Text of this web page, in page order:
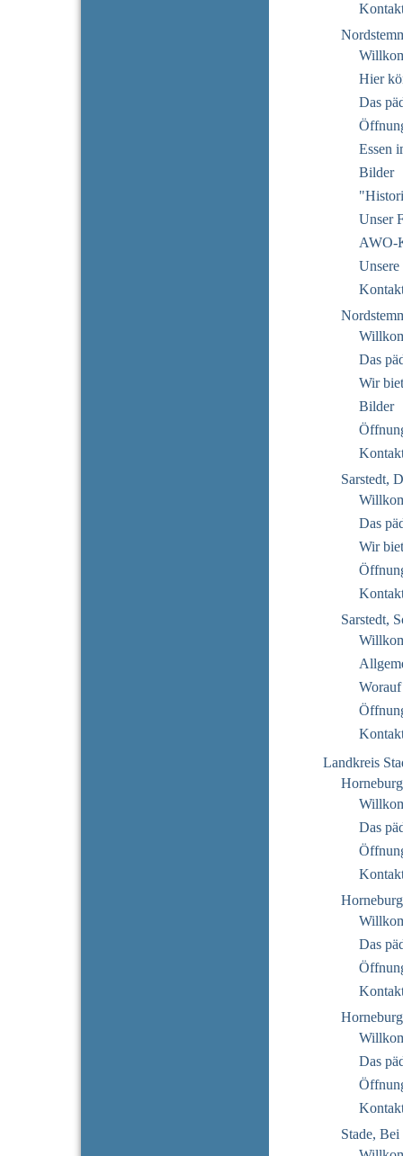
Hier
Das
Essen
Bilder
Unser
AWO-
Unsere
Das
Wir
Bilder
Sarstedt,
Das
Wir
Sarstedt,
Landkreis
Das
Das
Das
Stade,